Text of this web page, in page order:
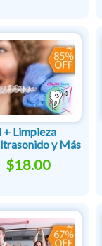
+ Limpieza
y Más
$18.00